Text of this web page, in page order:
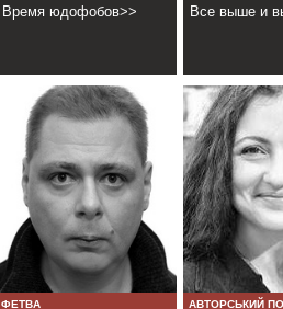
Время юдофобов>> Все выше и
ФЕТВА АВТОРСЬКИЙ